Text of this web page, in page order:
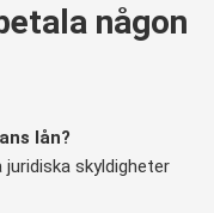
någon
lån?
skyldigheter